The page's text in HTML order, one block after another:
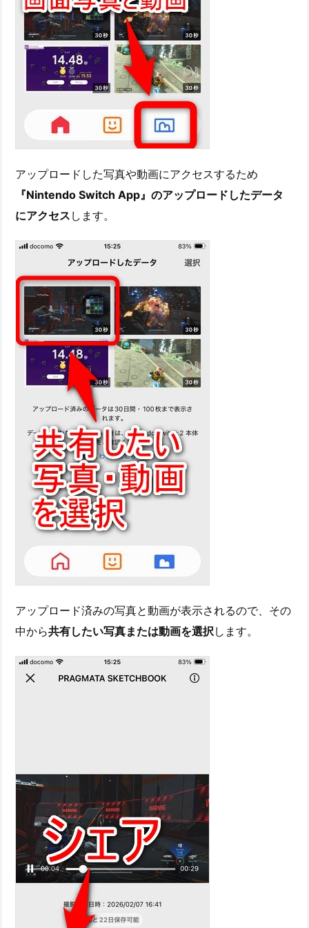
アップロードした写真や動画にアクセスするため
『Nintendo Switch App』のアップロードしたデータ
にアクセス します。
アップロード済みの写真と動画が表示されるので、その
中から共有したい写真または動画を選択 します。